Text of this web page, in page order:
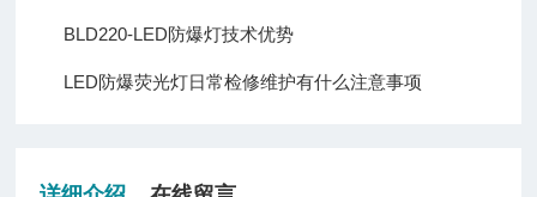
BLD220-LED防爆灯技术优势
LED防爆荧光灯日常检修维护有什么注意事项